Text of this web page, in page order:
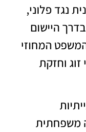
1681/04 פלונית נגד פלוני,
היישום
המחוזי
זוג וחזקת
משפחתית